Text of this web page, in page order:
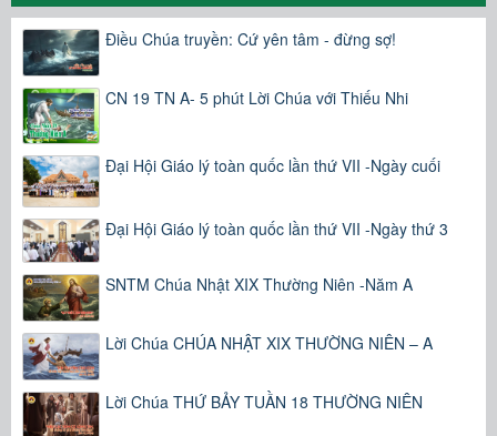
Điều Chúa truyền: Cứ yên tâm - đừng sợ!
CN 19 TN A- 5 phút Lời Chúa với Thiếu Nhi
Đại Hội Giáo lý toàn quốc lần thứ VII -Ngày cuối
Đại Hội Giáo lý toàn quốc lần thứ VII -Ngày thứ 3
SNTM Chúa Nhật XIX Thường Niên -Năm A
Lời Chúa CHÚA NHẬT XIX THƯỜNG NIÊN – A
Lời Chúa THỨ BẢY TUẦN 18 THƯỜNG NIÊN